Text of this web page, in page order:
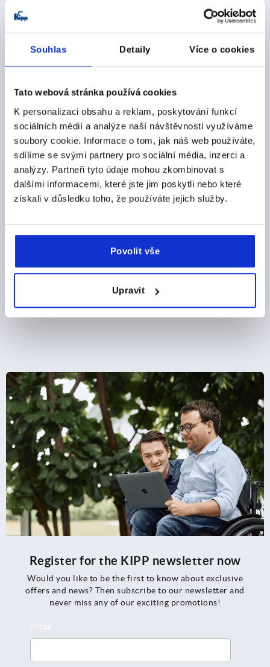
Souhlas Detaily Více o cookies
Tato webová stránka používá cookies
K personalizaci obsahu a reklam, poskytování funkcí
sociálních médií a analýze naší návštěvnosti využíváme
soubory cookie. Informace o tom, jak náš web používáte,
sdílíme se svými partnery pro sociální média, inzerci a
analýzy. Partneři tyto údaje mohou zkombinovat s
dalšími informacemi, které jste jim poskytli nebo které
získali v důsledku toho, že používáte jejich služby.
Povolit vše
Upravit
K1510
Register for the KIPP newsletter now
Would you like to be the first to know about exclusive
offers and news? Then subscribe to our newsletter and
never miss any of our exciting promotions!